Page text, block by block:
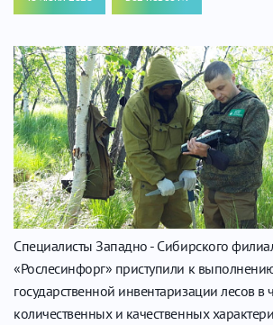
Специалисты Западно - Сибирского
«Рослесинфорг» приступили к
государственной инвентаризации лесов в
количественных и качественных